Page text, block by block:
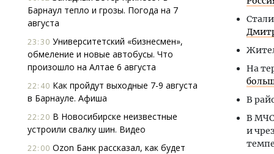
Барнаул тепло и грозы. Погода на 7
августа
23:30 Университетский «бизнесмен»,
обмеление и новые автобусы. Что
произошло на Алтае 6 августа
22:40 Как пройдут выходные 7-9 августа
в Барнауле. Афиша
22:20 В Новосибирске неизвестные
устроили свалку шин. Видео
22:00 Ozon Банк рассказал, как будет
На
В
В МЧС
и